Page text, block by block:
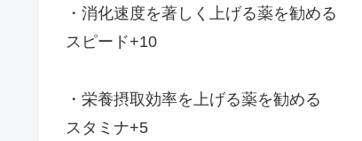
・消化速度を著しく上げる薬を勧める
スピード+10
・栄養摂取効率を上げる薬を勧める
スタミナ+5